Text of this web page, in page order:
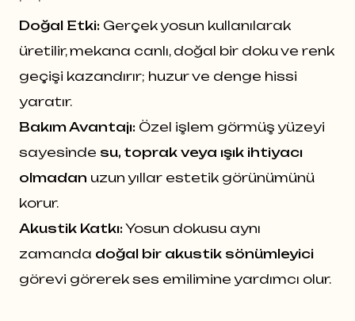
Doğal Etki: Gerçek yosun kullanılarak
üretilir, mekana canlı, doğal bir doku ve renk
geçişi kazandırır; huzur ve denge hissi
yaratır.
Bakım Avantajı: Özel işlem görmüş yüzeyi
sayesinde su, toprak veya ışık ihtiyacı
olmadan uzun yıllar estetik görünümünü
korur.
Akustik Katkı: Yosun dokusu aynı
zamanda doğal bir akustik sönümleyici
görevi görerek ses emilimine yardımcı olur.